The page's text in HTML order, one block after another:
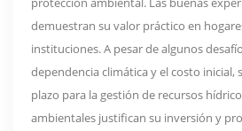
demuestran su valor práctico en
instituciones. A pesar de algunos
dependencia climática y el costo inicial,
plazo para la gestión de recursos
ambientales justifican su inversión y